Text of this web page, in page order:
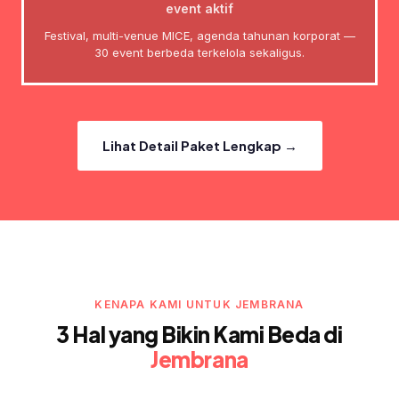
event aktif
Festival, multi-venue MICE, agenda tahunan korporat —
30 event berbeda terkelola sekaligus.
Lihat Detail Paket Lengkap →
KENAPA KAMI UNTUK JEMBRANA
3 Hal yang Bikin Kami Beda di
Jembrana